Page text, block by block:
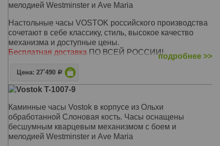
мелодией Westminster и Ave Maria
Настольные часы VOSTOK российского производства
сочетают в себе классику, стиль, высокое качество
механизма и доступные цены.
Бесплатная доставка ПО ВСЕЙ РОССИИ!
Корпус: Ольха (Тёмный орех)
Размер: 38,5 х 24 х 12 см
подробнее >>
Цена: 27`490 Р
Vostok T-1007-9
Каминные часы Vostok в корпусе из Ольхи
обработанной Слоновая кость. Часы оснащены
бесшумным кварцевым механизмом с боем и
мелодией Westminster и Ave Maria